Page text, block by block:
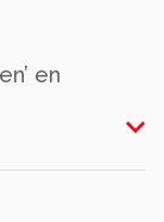
en